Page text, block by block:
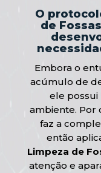
O
de
Embora o
acúmulo de
ele possui
ambiente. Por
faz a
então
Limpeza de
atenção e